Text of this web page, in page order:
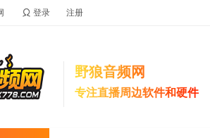
 登录 注册
野狼音频网
专注直播周边软件和硬件